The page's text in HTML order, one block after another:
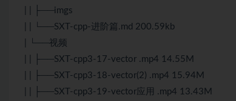
| | ├──imgs
| | └──SXT-cpp-进阶篇.md 200.59kb
| └──视频
| | ├──SXT-cpp3-17-vector .mp4 14.55M
| | ├──SXT-cpp3-18-vector(2) .mp4 15.94M
| | ├──SXT-cpp3-19-vector应用 .mp4 13.43M